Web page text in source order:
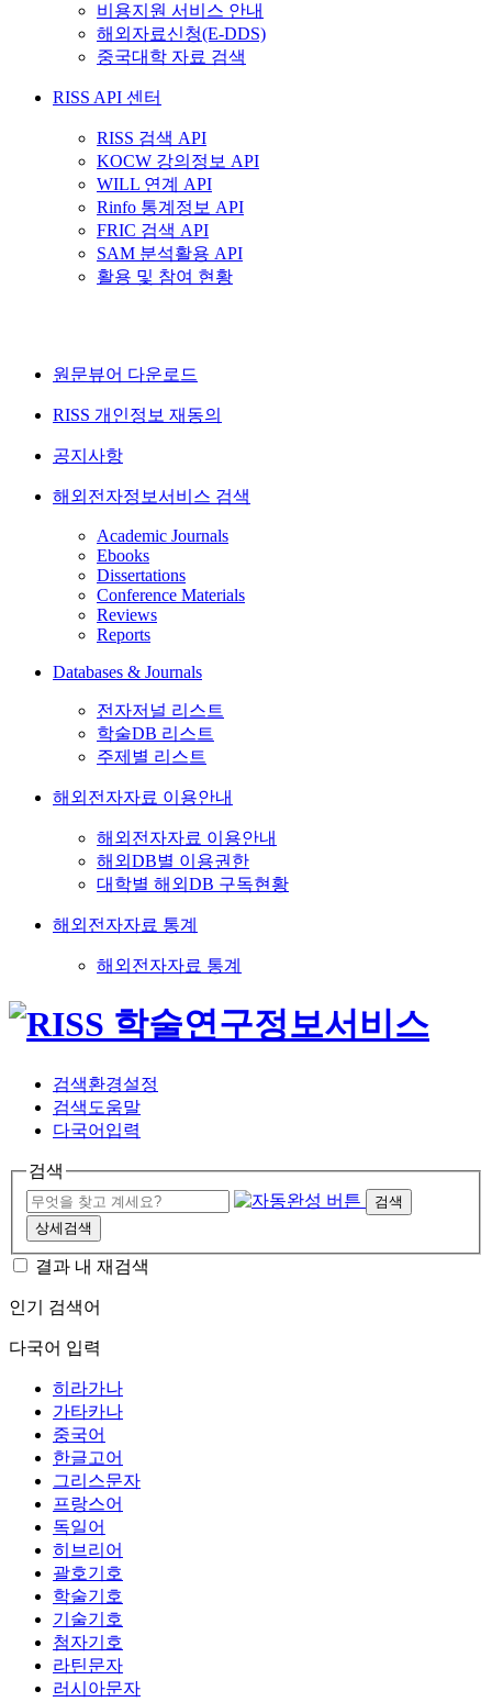
비용지원 서비스 안내
해외자료신청(E-DDS)
중국대학 자료 검색
RISS API 센터
RISS 검색 API
KOCW 강의정보 API
WILL 연계 API
Rinfo 통계정보 API
FRIC 검색 API
SAM 분석활용 API
활용 및 참여 현황
원문뷰어 다운로드
RISS 개인정보 재동의
공지사항
해외전자정보서비스 검색
Academic Journals
Ebooks
Dissertations
Conference Materials
Reviews
Reports
Databases & Journals
전자저널 리스트
학술DB 리스트
주제별 리스트
해외전자자료 이용안내
해외전자자료 이용안내
해외DB별 이용권한
대학별 해외DB 구독현황
해외전자자료 통계
해외전자자료 통계
검색환경설정
검색도움말
다국어입력
검색
검색
상세검색
결과 내 재검색
인기 검색어
다국어 입력
히라가나
가타카나
중국어
한글고어
그리스문자
프랑스어
독일어
히브리어
괄호기호
학술기호
기술기호
첨자기호
라틴문자
러시아문자